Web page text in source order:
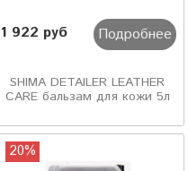
1 922 руб Подробнее
SHIMA DETAILER LEATHER
CARE бальзам для кожи 5л
20%